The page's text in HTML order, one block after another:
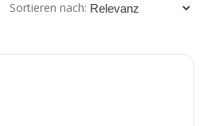
Sortieren nach: